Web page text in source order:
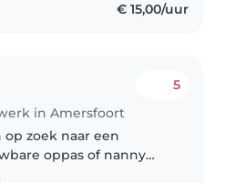
€ 15,00/uur
in Amersfoort
5
op zoek naar een
oppas of nanny